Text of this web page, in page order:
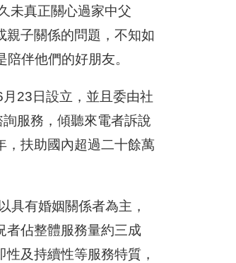
未真正關心過家中父
親子關係的問題，不知如
伴他們的好朋友。
23日設立，並且委由社
服務，傾聽來電者訴說
，扶助國內超過二十餘萬
具有婚姻關係者為主，
者佔整體服務量約三成
及持續性等服務特質，